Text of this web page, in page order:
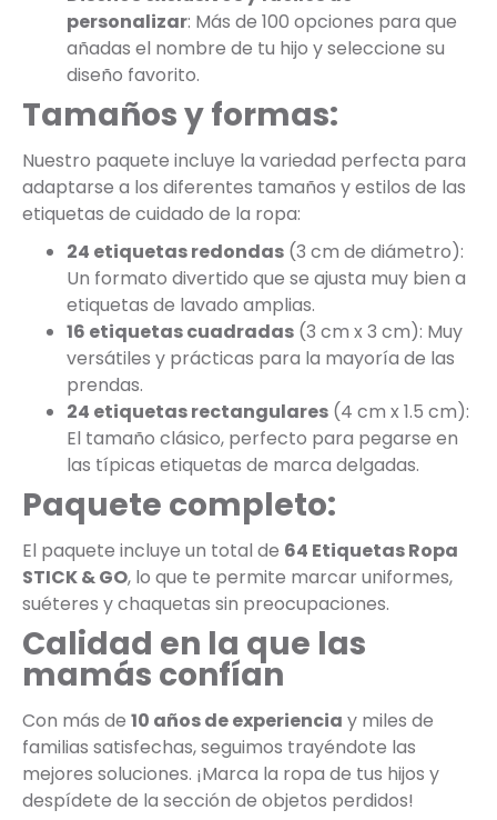
personalizar: Más de 100 opciones para que
añadas el nombre de tu hijo y seleccione su
diseño favorito.
Tamaños y formas:
Nuestro paquete incluye la variedad perfecta para
adaptarse a los diferentes tamaños y estilos de las
etiquetas de cuidado de la ropa:
24 etiquetas redondas (3 cm de diámetro):
Un formato divertido que se ajusta muy bien a
etiquetas de lavado amplias.
16 etiquetas cuadradas (3 cm x 3 cm): Muy
versátiles y prácticas para la mayoría de las
prendas.
24 etiquetas rectangulares (4 cm x 1.5 cm):
El tamaño clásico, perfecto para pegarse en
las típicas etiquetas de marca delgadas.
Paquete completo:
El paquete incluye un total de 64 Etiquetas Ropa
STICK & GO, lo que te permite marcar uniformes,
suéteres y chaquetas sin preocupaciones.
Calidad en la que las
mamás confían
Con más de 10 años de experiencia y miles de
familias satisfechas, seguimos trayéndote las
mejores soluciones. ¡Marca la ropa de tus hijos y
despídete de la sección de objetos perdidos!